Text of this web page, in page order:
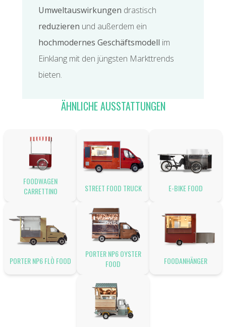
Umweltauswirkungen drastisch
reduzieren und außerdem ein
hochmodernes Geschäftsmodell im
Einklang mit den jüngsten Markttrends
bieten.
ÄHNLICHE AUSSTATTUNGEN
FOODWAGEN
CARRETTINO
STREET FOOD TRUCK E-BIKE FOOD
PORTER NP6 FLÒ FOOD
PORTER NP6 OYSTER
FOOD
FOODANHÄNGER